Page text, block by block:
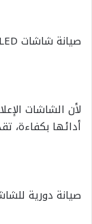
صيانة شاشات LED – خدمة أساسية من بيرفكت ليد
لأن الشاشات
أدائها بكفاءة،
صيانة دورية